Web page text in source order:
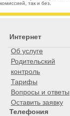
комиссией, так и без.
Интернет
Об услуге
Родительский
контроль
Тарифы
Вопросы и ответы
Оставить заявку
Телефония